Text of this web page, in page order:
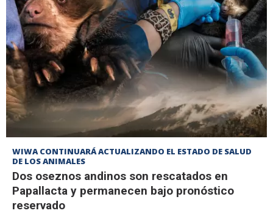
WIWA CONTINUARÁ ACTUALIZANDO EL ESTADO DE SALUD
DE LOS ANIMALES
Dos oseznos andinos son rescatados en
Papallacta y permanecen bajo pronóstico
reservado